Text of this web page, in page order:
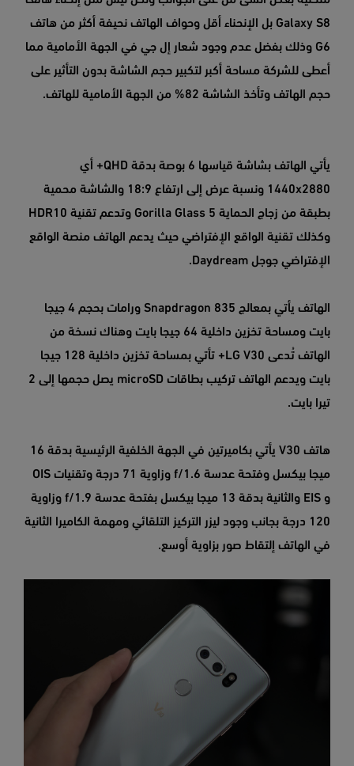
Galaxy S8 بل الإنحناء أقل وحواف الهاتف نحيفة أكثر من هاتف
G6 وذلك بفضل عدم وجود شعار إل جي في الجهة الأمامية مما
أعطى للشركة مساحة أكبر لتكبير حجم الشاشة بدون التأثير على
حجم الهاتف وتأخذ الشاشة 82% من الجهة الأمامية للهاتف.
يأتي الهاتف بشاشة قياسها 6 بوصة بدقة QHD+ أي
1440x2880 ونسبة عرض إلى ارتفاع 18:9 والشاشة محمية
بطبقة من زجاج الحماية Gorilla Glass 5 وتدعم تقنية HDR10
وكذلك تقنية الواقع الإفتراضي حيث يدعم الهاتف منصة الواقع
الإفتراضي جوجل Daydream.
الهاتف يأتي بمعالج Snapdragon 835 ورامات بحجم 4 جيجا
بايت ومساحة تخزين داخلية 64 جيجا بايت وهناك نسخة من
الهاتف تُدعى LG V30+ تأتي بمساحة تخزين داخلية 128 جيجا
بايت ويدعم الهاتف تركيب بطاقات microSD يصل حجمها إلى 2
تيرا بايت.
هاتف V30 يأتي بكاميرتين في الجهة الخلفية الرئيسية بدقة 16
ميجا بيكسل وفتحة عدسة f/1.6 وزاوية 71 درجة وتقنيات OIS
و EIS والثانية بدقة 13 ميجا بيكسل بفتحة عدسة f/1.9 وزاوية
120 درجة بجانب وجود ليزر التركيز التلقائي ومهمة الكاميرا الثانية
في الهاتف إلتقاط صور بزاوية أوسع.